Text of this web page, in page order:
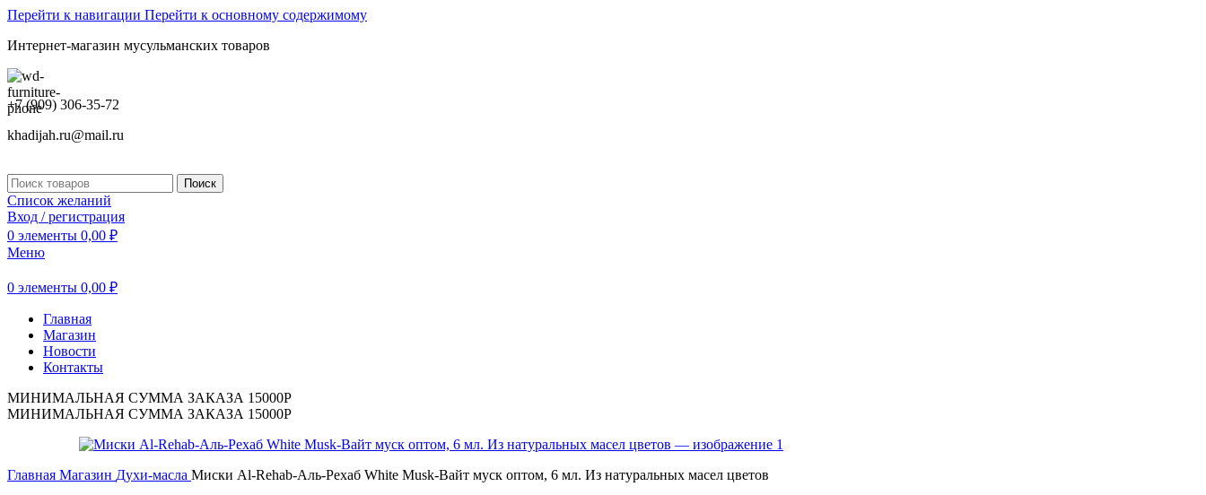
Перейти к навигации Перейти к основному содержимому
Интернет-магазин мусульманских товаров
+7 (909) 306-35-72
khadijah.ru@mail.ru
Поиск
Список желаний
Вход / регистрация
0 элементы 0,00 ₽
Меню
0 элементы 0,00 ₽
Главная
Магазин
Новости
Контакты
МИНИМАЛЬНАЯ СУММА ЗАКАЗА 15000Р
МИНИМАЛЬНАЯ СУММА ЗАКАЗА 15000Р
Главная Магазин Духи-масла Миски Al-Rehab-Аль-Рехаб White Musk-Вайт муск оптом, 6 мл. Из натуральных масел цветов